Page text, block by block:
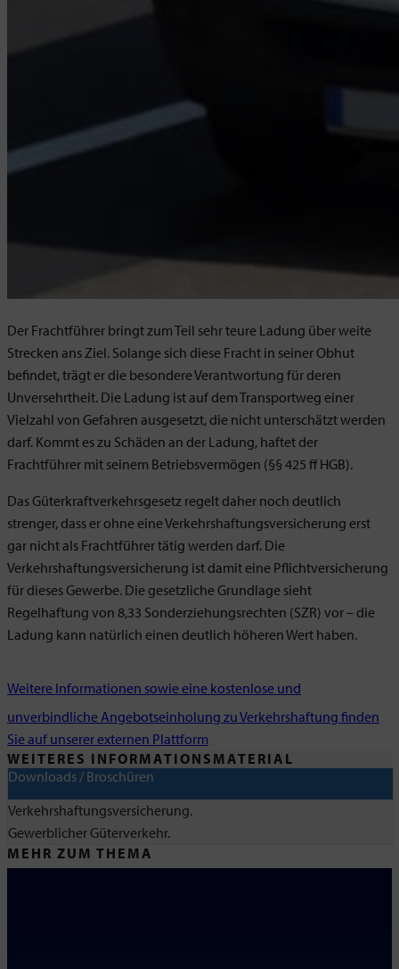
Der Frachtführer bringt zum Teil sehr teure Ladung über weite
Strecken ans Ziel. Solange sich diese Fracht in seiner Obhut
befindet, trägt er die besondere Verantwortung für deren
Unversehrtheit. Die Ladung ist auf dem Transportweg einer
Vielzahl von Gefahren ausgesetzt, die nicht unterschätzt werden
darf. Kommt es zu Schäden an der Ladung, haftet der
Frachtführer mit seinem Betriebsvermögen (§§ 425 ff HGB).
Das Güterkraftverkehrsgesetz regelt daher noch deutlich
strenger, dass er ohne eine Verkehrshaftungsversicherung erst
gar nicht als Frachtführer tätig werden darf. Die
Verkehrshaftungsversicherung ist damit eine Pflichtversicherung
für dieses Gewerbe. Die gesetzliche Grundlage sieht
Regelhaftung von 8,33 Sonderziehungsrechten (SZR) vor – die
Ladung kann natürlich einen deutlich höheren Wert haben.
Weitere Informationen sowie eine kostenlose und
unverbindliche Angebotseinholung zu Verkehrshaftung finden
Sie auf unserer externen Plattform
WEITERES INFORMATIONSMATERIAL
Downloads / Broschüren
Verkehrshaftungsversicherung.
Gewerblicher Güterverkehr.
MEHR ZUM THEMA